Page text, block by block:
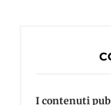
I contenuti